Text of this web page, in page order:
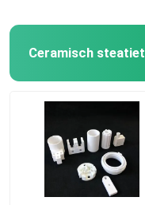
Ceramisch steatiet